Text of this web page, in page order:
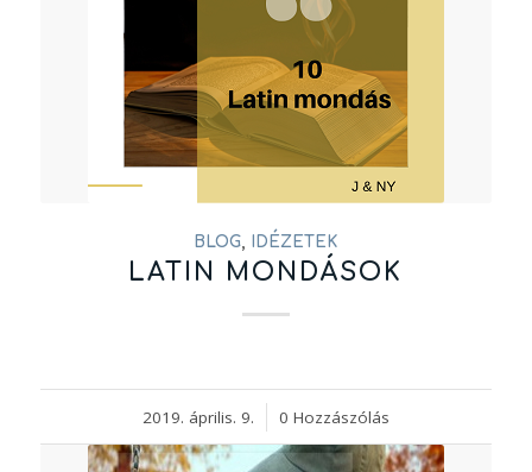
BLOG, IDÉZETEK
LATIN MONDÁSOK
2019. április. 9.
/ 0 Hozzászólás